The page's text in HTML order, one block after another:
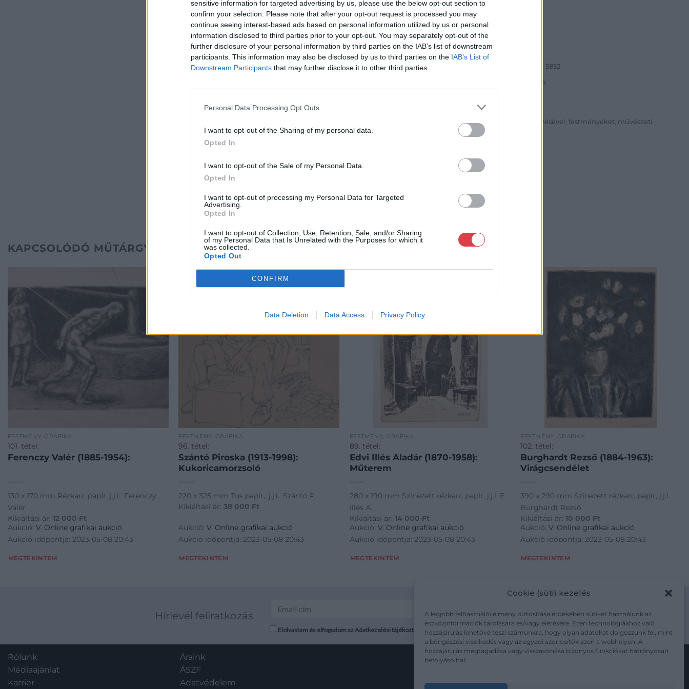
sensitive information for targeted advertising by us, please use the below opt-out section to
confirm your selection. Please note that after your opt-out request is processed you may
continue seeing interest-based ads based on personal information utilized by us or personal
information disclosed to third parties prior to your opt-out. You may separately opt-out of the
further disclosure of your personal information by third parties on the IAB’s list of downstream
participants. This information may also be disclosed by us to third parties on the IAB’s List of
Downstream Participants that may further disclose it to other third parties.
Personal Data Processing Opt Outs
I want to opt-out of the Sharing of my personal data.
Opted In
I want to opt-out of the Sale of my Personal Data.
Opted In
I want to opt-out of processing my Personal Data for Targeted
Advertising.
Opted In
I want to opt-out of Collection, Use, Retention, Sale, and/or Sharing
of my Personal Data that Is Unrelated with the Purposes for which it
was collected.
Opted Out
CONFIRM
Data Deletion Data Access Privacy Policy
Cookie (süti) kezelés
A legjobb felhasználói élmény biztosítása érdekében sütiket használunk az
eszközinformációk tárolására és/vagy elérésére. Ezen technológiákhoz való
hozzájárulás lehetővé teszi számunkra, hogy olyan adatokat dolgozzunk fel, mint
a böngészési viselkedés vagy az egyedi azonosítók ezen a webhelyen. A
hozzájárulás megtagadása vagy visszavonása bizonyos funkciókat hátrányosan
befolyásolhat.
Cím: Boda Péter
Boda Galéria és Aukciósház
Budapest
1111.Budapest Bartók Béla út 34
1111
Telefon: (06-20) 519-08-91 ; (06-1) 784-5852
http://www.bodaofart.com
Bemutatkozás: Galériánk 2012-ben kezdett el foglalkozni árverések rendezésével, festményeket, művészeti
tárgyakat, kínálunk és keresünk.
KAPCSOLÓDÓ MŰTÁRGYAK
FESTMÉNY, GRAFIKA
101. tétel:
Ferenczy Valér (1885-1954):
130 x 170 mm Rézkarc papír, j.j.l.: Ferenczy
Valér
Kikiáltási ár: 12 000 Ft
Aukció: V. Online grafikai aukció
Aukció időpontja: 2023-05-08 20:43
MEGTEKINTEM
FESTMÉNY, GRAFIKA
96. tétel:
Szántó Piroska (1913-1998):
Kukoricamorzsoló
220 x 325 mm Tus papír,, j.j.l.: Szántó P.
Kikiáltási ár:38 000 Ft
Aukció:V. Online grafikai aukció
Aukció időpontja: 2023-05-08 20:43
MEGTEKINTEM
FESTMÉNY, GRAFIKA
89. tétel:
Edvi Illés Aladár (1870-1958):
Műterem
280 x 190 mm Színezett rézkarc papír, j.j.l: E.
Illés A.
Kikiáltási ár: 14 000 Ft
Aukció: V. Online grafikai aukció
Aukció időpontja: 2023-05-08 20:43
MEGTEKINTEM
FESTMÉNY, GRAFIKA
102. tétel:
Burghardt Rezső (1884-1963):
Virágcsendélet
390 x 290 mm Színezett rézkarc papír, j.j.l.:
Burghardt Rezső
Kikiáltási ár:10 000 Ft
Aukció:V. Online grafikai aukció
Aukció időpontja: 2023-05-08 20:43
MEGTEKINTEM
Hírlevél feliratkozás
Elolvastam és elfogadom az Adatkezelési tájékoztatót: mutargy.com/adatkezelesi-tajekoztato/
Rólunk
Médiaajánlat
Karrier
Áraink
ÁSZF
Adatvédelem